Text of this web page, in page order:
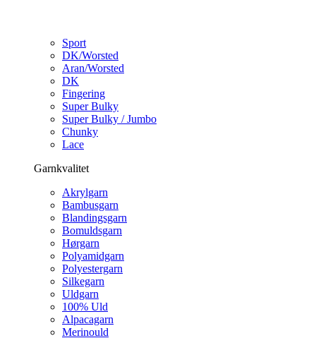
Sport
DK/Worsted
Aran/Worsted
DK
Fingering
Super Bulky
Super Bulky / Jumbo
Chunky
Lace
Garnkvalitet
Akrylgarn
Bambusgarn
Blandingsgarn
Bomuldsgarn
Hørgarn
Polyamidgarn
Polyestergarn
Silkegarn
Uldgarn
100% Uld
Alpacagarn
Merinould